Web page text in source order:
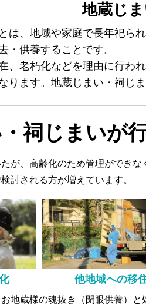
地蔵じ
は、地域や家庭で長年祀ら
・供養することです。
、老朽化などを理由に行わ
ります。地蔵じまい・祠じ
祠じまいが
たが、高齢化のため管理ができ
討される方が増えています。
他地域への移
地蔵様の魂抜き（閉眼供養）